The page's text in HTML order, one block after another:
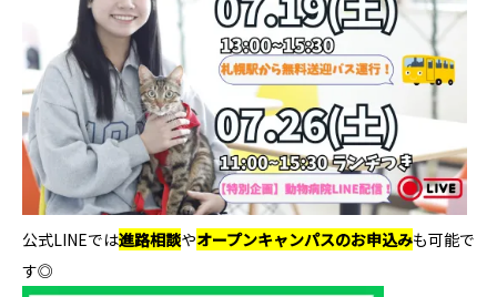
公式LINEでは進路相談やオープンキャンパスのお申込みも可能で
す◎